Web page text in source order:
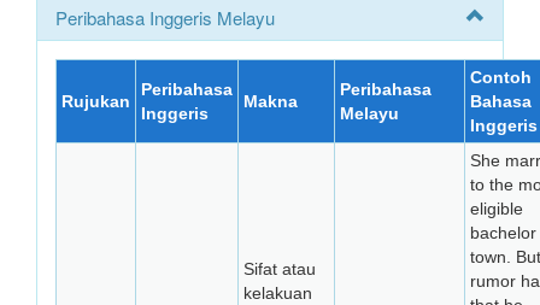
Peribahasa Inggeris Melayu
Rujukan
Peribahasa
Inggeris
Makna
Peribahasa
Melayu
Contoh
Bahasa
Inggeris
Sifat atau
kelakuan
She
to the
eligible
bachelor
town.
rumor